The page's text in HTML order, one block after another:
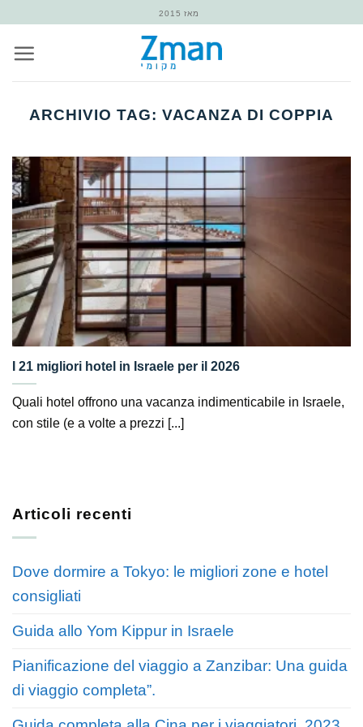
contenuti
מאז 2015
ARCHIVIO TAG: VACANZA DI COPPIA
I 21 migliori hotel in Israele per il 2026
Quali hotel offrono una vacanza indimenticabile in Israele,
con stile (e a volte a prezzi [...]
Articoli recenti
Dove dormire a Tokyo: le migliori zone e hotel
consigliati
Guida allo Yom Kippur in Israele
Pianificazione del viaggio a Zanzibar: Una guida
di viaggio completa”.